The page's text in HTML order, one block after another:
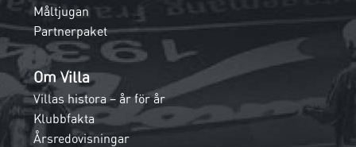
Måltjugan
Partnerpaket
Om Villa
Villas histora – år för år
Klubbfakta
Årsredovisningar